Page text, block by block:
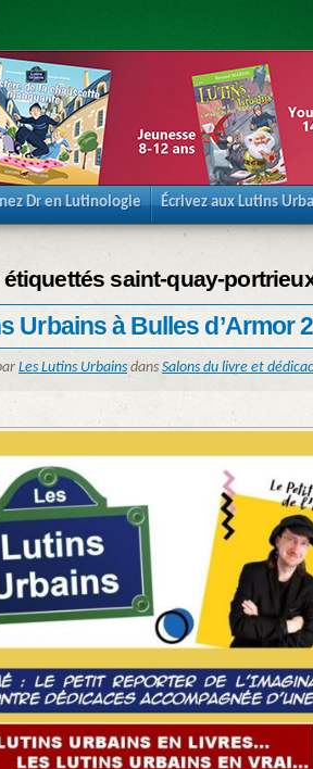
Dr en Lutinologie Écrivez aux Lutins
saint-quay-
Urbains à Bulles d’Armor
Les Lutins Urbains dans Salons du livre et